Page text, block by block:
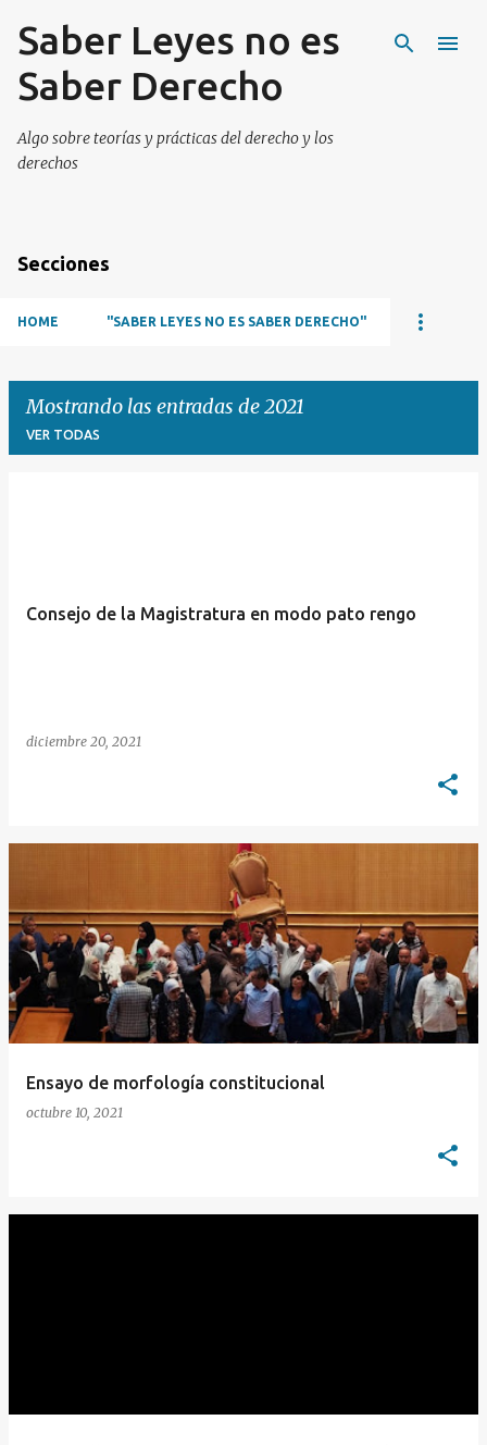
Saber Leyes no es
Saber Derecho
Algo sobre teorías y prácticas del derecho y los
derechos
Secciones
HOME "SABER LEYES NO ES SABER DERECHO"
Mostrando las entradas de 2021
VER TODAS
Consejo de la Magistratura en modo pato rengo
diciembre 20, 2021
Ensayo de morfología constitucional
octubre 10, 2021